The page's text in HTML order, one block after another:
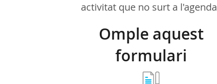
activitat que no surt a
Omple aquest
formulari